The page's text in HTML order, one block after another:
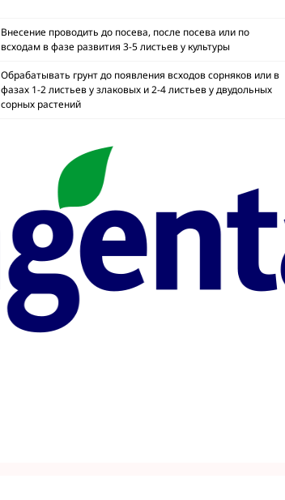
Внесение проводить до посева, после посева или по
всходам в фазе развития 3-5 листьев у культуры
Обрабатывать грунт до появления всходов сорняков или в
фазах 1-2 листьев у злаковых и 2-4 листьев у двудольных
сорных растений